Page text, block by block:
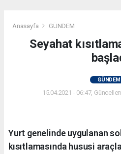
Anasayfa GÜNDEM
Seyahat
GÜNDEM
15.04.2021 - 06:47,
Yurt genelinde uygulanan
kısıtlamasında hususi